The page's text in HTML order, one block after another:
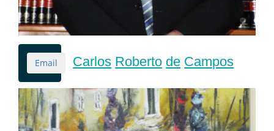
Email Carlos Roberto de Campos